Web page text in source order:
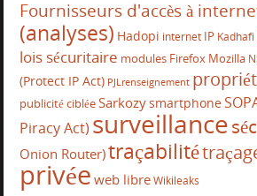
Fournisseurs d'accès à
(analyses) Hadopi internet IP Kadhafi
lois sécuritaire modules Firefox Mozilla
(Protect IP Act) PJLrenseignement
publicité cibléeSarkozysmartphone
Piracy Act) surveillance
Onion Router)traçabilité
privée web libreWikileaks